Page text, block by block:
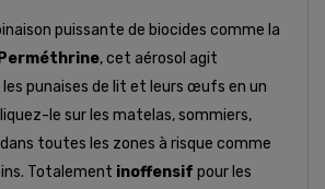
puissante de biocides comme la
Perméthrine, cet aérosol agit
punaises de lit et leurs œufs en un
le sur les matelas, sommiers,
toutes les zones à risque comme
Totalement inoffensif pour les